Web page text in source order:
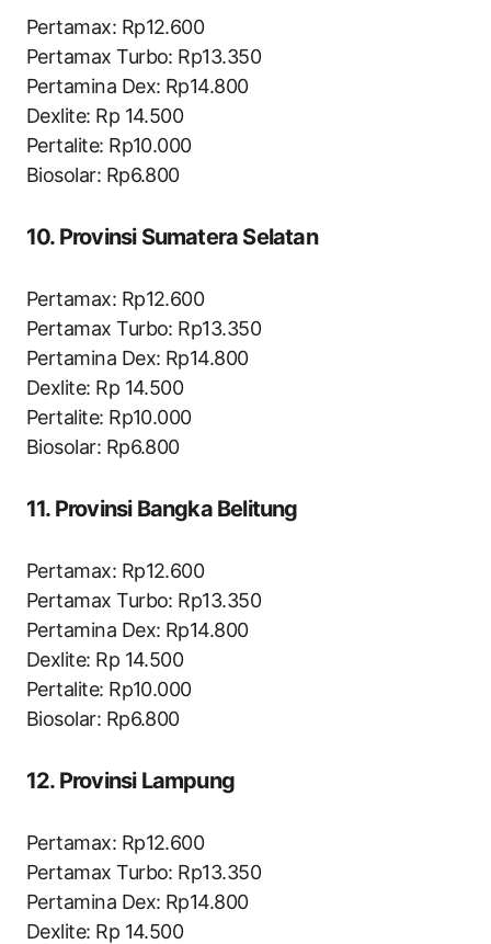
Pertamax: Rp12.600
Pertamax Turbo: Rp13.350
Pertamina Dex: Rp14.800
Dexlite: Rp 14.500
Pertalite: Rp10.000
Biosolar: Rp6.800
10. Provinsi Sumatera Selatan
Pertamax: Rp12.600
Pertamax Turbo: Rp13.350
Pertamina Dex: Rp14.800
Dexlite: Rp 14.500
Pertalite: Rp10.000
Biosolar: Rp6.800
11. Provinsi Bangka Belitung
Pertamax: Rp12.600
Pertamax Turbo: Rp13.350
Pertamina Dex: Rp14.800
Dexlite: Rp 14.500
Pertalite: Rp10.000
Biosolar: Rp6.800
12. Provinsi Lampung
Pertamax: Rp12.600
Pertamax Turbo: Rp13.350
Pertamina Dex: Rp14.800
Dexlite: Rp 14.500